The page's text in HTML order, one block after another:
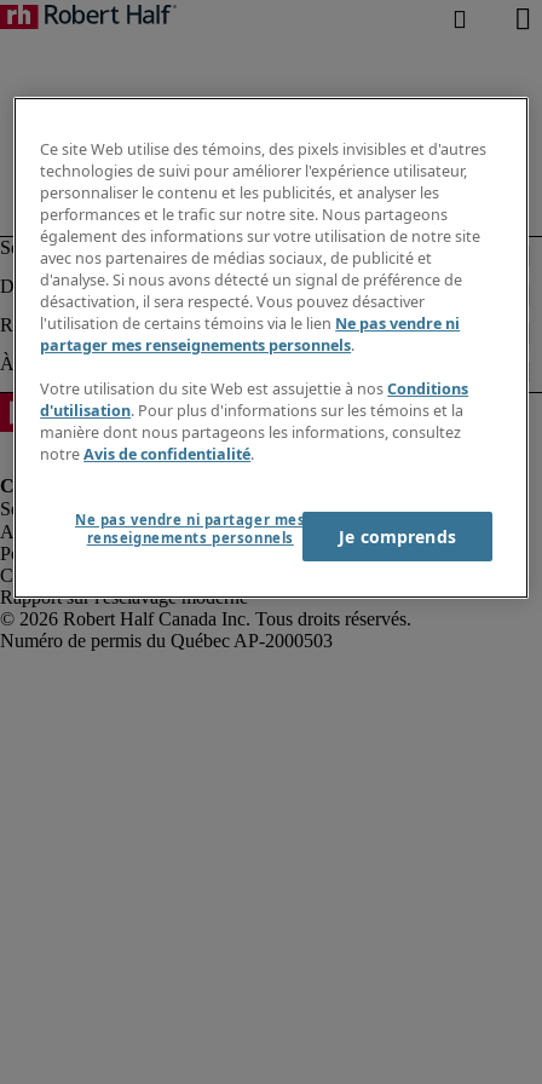
Alerte à la fraude
Politique de confidentialité
Conditions d’utilisation
Rapport sur l'esclavage moderne
Robert Half Canada Inc. Tous droits réservés.
Ce site Web utilise des témoins, des pixels invisibles et d'autres
technologies de suivi pour améliorer l'expérience utilisateur,
personnaliser le contenu et les publicités, et analyser les
performances et le trafic sur notre site. Nous partageons
également des informations sur votre utilisation de notre site
avec nos partenaires de médias sociaux, de publicité et
d'analyse. Si nous avons détecté un signal de préférence de
désactivation, il sera respecté. Vous pouvez désactiver
l'utilisation de certains témoins via le lien Ne pas vendre ni
partager mes renseignements personnels.
Votre utilisation du site Web est assujettie à nosConditions
d'utilisation. Pour plus d'informations sur les témoins et la
manière dont nous partageons les informations, consultez
notreAvis de confidentialité.
Ne pas vendre ni partager mes
renseignements personnels
Je comprends